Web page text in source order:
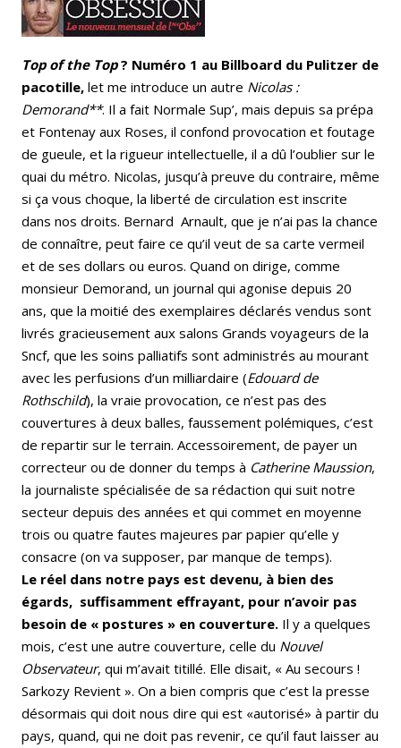
Top of the Top? Numéro 1 au Billboard du Pulitzer de
pacotille, let me introduce un autre Nicolas :
Demorand**. Il a fait Normale Sup’, mais depuis sa prépa
et Fontenay aux Roses, il confond provocation et foutage
de gueule, et la rigueur intellectuelle, il a dû l’oublier sur le
quai du métro. Nicolas, jusqu’à preuve du contraire, même
si ça vous choque, la liberté de circulation est inscrite
dans nos droits. Bernard Arnault, que je n’ai pas la chance
de connaître, peut faire ce qu’il veut de sa carte vermeil
et de ses dollars ou euros. Quand on dirige, comme
monsieur Demorand, un journal qui agonise depuis 20
ans, que la moitié des exemplaires déclarés vendus sont
livrés gracieusement aux salons Grands voyageurs de la
Sncf, que les soins palliatifs sont administrés au mourant
avec les perfusions d’un milliardaire (Edouard de
Rothschild), la vraie provocation, ce n’est pas des
couvertures à deux balles, faussement polémiques, c’est
de repartir sur le terrain. Accessoirement, de payer un
correcteur ou de donner du temps à Catherine Maussion,
la journaliste spécialisée de sa rédaction qui suit notre
secteur depuis des années et qui commet en moyenne
trois ou quatre fautes majeures par papier qu’elle y
consacre (on va supposer, par manque de temps).
Le réel dans notre pays est devenu, à bien des
égards, suffisamment effrayant, pour n’avoir pas
besoin de « postures » en couverture. Il y a quelques
mois, c’est une autre couverture, celle du Nouvel
Observateur, qui m’avait titillé. Elle disait, « Au secours !
Sarkozy Revient ». On a bien compris que c’est la presse
désormais qui doit nous dire qui est «autorisé» à partir du
pays, quand, qui ne doit pas revenir, ce qu’il faut laisser au